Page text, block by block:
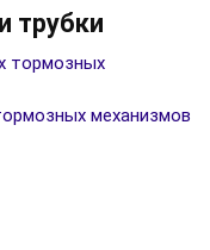
трубки
тормозных
механизмов